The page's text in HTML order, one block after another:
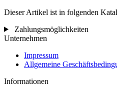
Dieser Artikel ist in folgenden
Zahlungsmöglichkeiten
Unternehmen
Impressum
Allgemeine
Informationen